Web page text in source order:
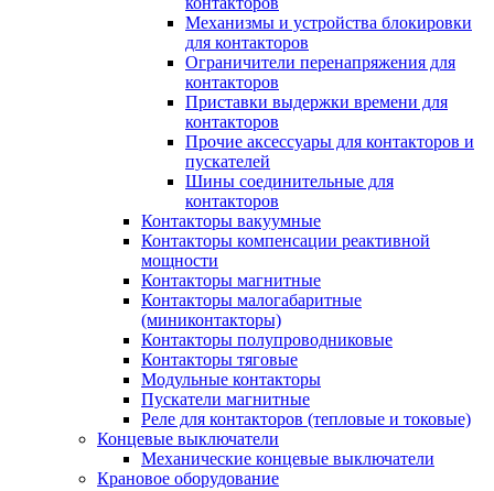
Механизмы и устройства блокировки
для контакторов
Ограничители перенапряжения для
контакторов
Приставки выдержки времени для
контакторов
Прочие аксессуары для контакторов и
пускателей
Шины соединительные для
контакторов
Контакторы вакуумные
Контакторы компенсации реактивной
мощности
Контакторы магнитные
Контакторы малогабаритные
(миниконтакторы)
Контакторы полупроводниковые
Контакторы тяговые
Модульные контакторы
Пускатели магнитные
Реле для контакторов (тепловые и токовые)
Концевые выключатели
Механические концевые выключатели
Крановое оборудование